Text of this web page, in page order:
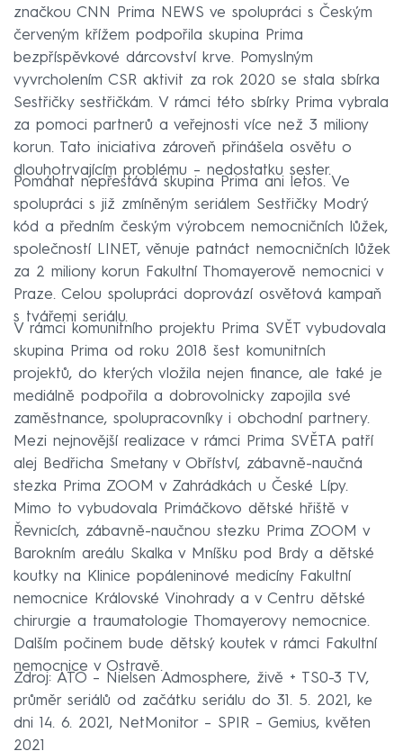
značkou CNN Prima NEWS ve spolupráci s Českým
červeným křížem podpořila skupina Prima
bezpříspěvkové dárcovství krve. Pomyslným
vyvrcholením CSR aktivit za rok 2020 se stala sbírka
Sestřičky sestřičkám. V rámci této sbírky Prima vybrala
za pomoci partnerů a veřejnosti více než 3 miliony
korun. Tato iniciativa zároveň přinášela osvětu o
dlouhotrvajícím problému – nedostatku sester.
Pomáhat nepřestává skupina Prima ani letos. Ve
spolupráci s již zmíněným seriálem Sestřičky Modrý
kód a předním českým výrobcem nemocničních lůžek,
společností LINET, věnuje patnáct nemocničních lůžek
za 2 miliony korun Fakultní Thomayerově nemocnici v
Praze. Celou spolupráci doprovází osvětová kampaň
s tvářemi seriálu.
V rámci komunitního projektu Prima SVĚT vybudovala
skupina Prima od roku 2018 šest komunitních
projektů, do kterých vložila nejen finance, ale také je
mediálně podpořila a dobrovolnicky zapojila své
zaměstnance, spolupracovníky i obchodní partnery.
Mezi nejnovější realizace v rámci Prima SVĚTA patří
alej Bedřicha Smetany v Obříství, zábavně-naučná
stezka Prima ZOOM v Zahrádkách u České Lípy.
Mimo to vybudovala Primáčkovo dětské hřiště v
Řevnicích, zábavně-naučnou stezku Prima ZOOM v
Barokním areálu Skalka v Mníšku pod Brdy a dětské
koutky na Klinice popáleninové medicíny Fakultní
nemocnice Královské Vinohrady a v Centru dětské
chirurgie a traumatologie Thomayerovy nemocnice.
Dalším počinem bude dětský koutek v rámci Fakultní
nemocnice v Ostravě.
Zdroj: ATO – Nielsen Admosphere, živě + TS0-3 TV,
průměr seriálů od začátku seriálu do 31. 5. 2021, ke
dni 14. 6. 2021, NetMonitor – SPIR – Gemius, květen
2021